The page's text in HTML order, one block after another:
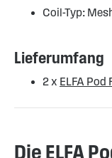
Coil-Typ:
Lieferumfang
2 x ELFA Pod
Die ELFA